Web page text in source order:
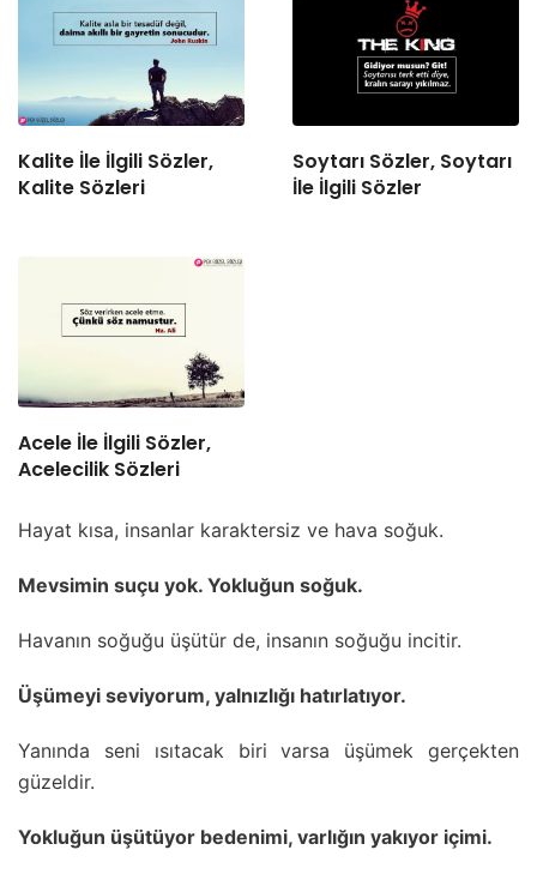
Kalite İle İlgili Sözler,
Kalite Sözleri
Soytarı Sözler, Soytarı
İle İlgili Sözler
Acele İle İlgili Sözler,
Acelecilik Sözleri
Hayat kısa, insanlar karaktersiz ve hava soğuk.
Mevsimin suçu yok. Yokluğun soğuk.
Havanın soğuğu üşütür de, insanın soğuğu incitir.
Üşümeyi seviyorum, yalnızlığı hatırlatıyor.
Yanında seni ısıtacak biri varsa üşümek gerçekten
güzeldir.
Yokluğun üşütüyor bedenimi, varlığın yakıyor içimi.